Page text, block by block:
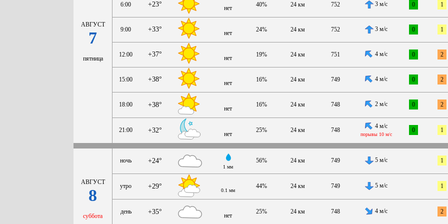
АВГУСТ
7
пятница
6:00 +23° нет 40% 24 км 752 3 м/с 0 1
9:00 +33° нет 24% 24 км 752 3 м/с 0 1
12:00 +37° нет 19% 24 км 751 4 м/с 0 2
15:00 +38° нет 16% 24 км 749 4 м/с 0 2
18:00 +38° нет
16% 24 км 748 2 м/с 0 2
21:00 +32° нет
25% 24 км 748
4 м/с
порывы 10 м/с
0 1
АВГУСТ
8
суббота
ночь +24°
1 мм
56% 24 км 749 5 м/с 1
утро +29°
0.1 мм
44% 24 км 749 5 м/с 1
день +35° нет
25% 24 км 748 4 м/с 2